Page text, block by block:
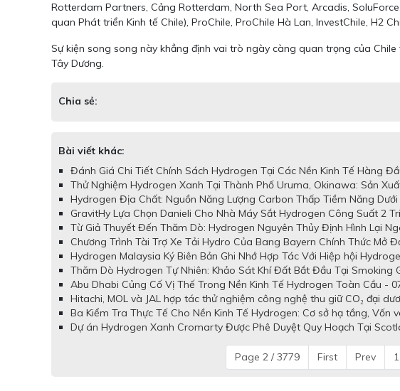
Rotterdam Partners, Cảng Rotterdam, North Sea Port, Arcadis,
quan Phát triển Kinh tế Chile), ProChile, ProChile Hà Lan, InvestChile, H2
Sự kiện song song này khẳng định vai trò ngày càng quan trọng của
Tây Dương.
Chia sẻ:
Bài viết khác:
Đánh Giá Chi Tiết Chính Sách Hydrogen Tại Các Nền Kinh Tế Hàng
Thử Nghiệm Hydrogen Xanh Tại Thành Phố Uruma, Okinawa: Sản
Hydrogen Địa Chất: Nguồn Năng Lượng Carbon Thấp Tiềm Năng
GravitHy Lựa Chọn Danieli Cho Nhà Máy Sắt Hydrogen Công Suất 2
Từ Giả Thuyết Đến Thăm Dò: Hydrogen Nguyên Thủy Định Hình Lại
Chương Trình Tài Trợ Xe Tải Hydro Của Bang Bayern Chính Thức Mở
Hydrogen Malaysia Ký Biên Bản Ghi Nhớ Hợp Tác Với Hiệp hội
Thăm Dò Hydrogen Tự Nhiên: Khảo Sát Khí Đất Bắt Đầu Tại
Abu Dhabi Củng Cố Vị Thế Trong Nền Kinh Tế Hydrogen Toàn Cầu -
Hitachi, MOL và JAL hợp tác thử nghiệm công nghệ thu giữ CO₂ đại
Ba Kiểm Tra Thực Tế Cho Nền Kinh Tế Hydrogen: Cơ sở hạ tầng, Vốn
Dự án Hydrogen Xanh Cromarty Được Phê Duyệt Quy Hoạch Tại
Page 2 / 3779 First Prev 1